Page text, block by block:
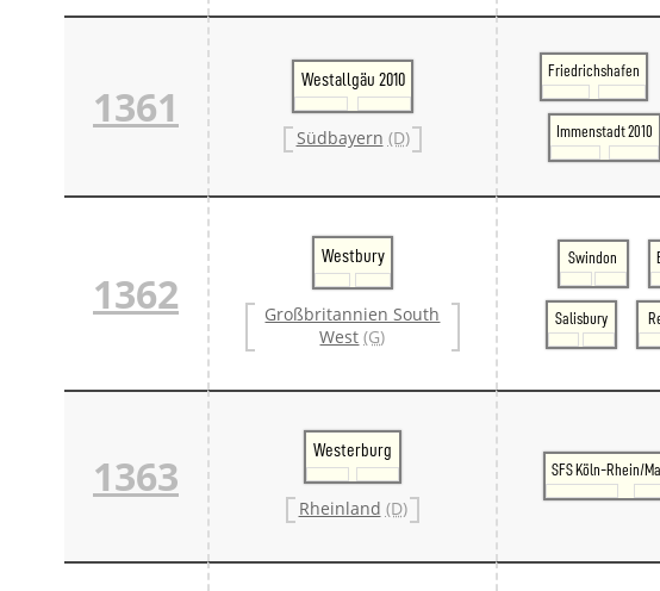
1361
Westallgäu 2010
Südbayern (D)
Friedrichshafen
Immenstadt 2010
1362
Westbury
Großbritannien South
West (G)
Swindon
Salisbury
1363
Westerburg
Rheinland (D)
SFS Köln-Rhein/